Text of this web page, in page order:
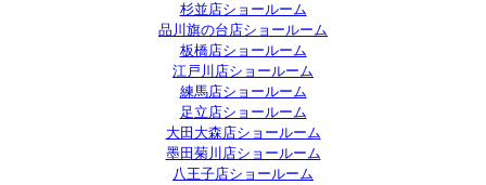
杉並店ショールーム
品川旗の台店ショールーム
板橋店ショールーム
江戸川店ショールーム
練馬店ショールーム
足立店ショールーム
大田大森店ショールーム
墨田菊川店ショールーム
八王子店ショールーム